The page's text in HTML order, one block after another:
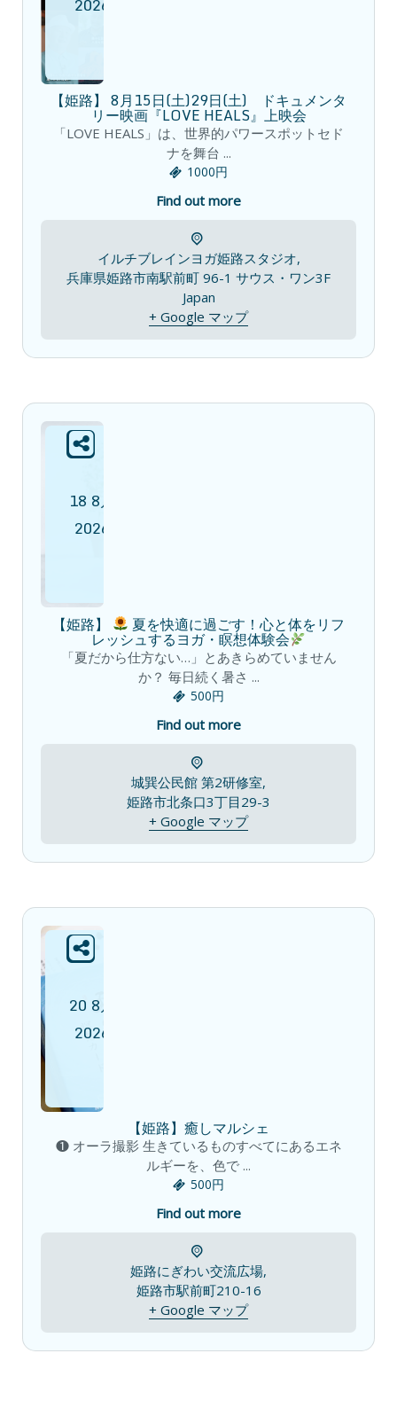
2026
【姫路】 8月15日(土)29日(土) ドキュメンタ
リー映画『LOVE HEALS』上映会
「LOVE HEALS」は、世界的パワースポットセド
ナを舞台 ...
1000円
Find out more
イルチブレインヨガ姫路スタジオ,
兵庫県姫路市南駅前町 96-1 サウス・ワン3F
Japan
+ Google マップ
18 8月
2026
【姫路】 夏を快適に過ごす！心と体をリフ
レッシュするヨガ・瞑想体験会
「夏だから仕方ない…」とあきらめていません
か？ 毎日続く暑さ ...
500円
Find out more
城巽公民館 第2研修室,
姫路市北条口3丁目29-3
+ Google マップ
20 8月
2026
【姫路】癒しマルシェ
❶ オーラ撮影 生きているものすべてにあるエネ
ルギーを、色で ...
500円
Find out more
姫路にぎわい交流広場,
姫路市駅前町210-16
+ Google マップ